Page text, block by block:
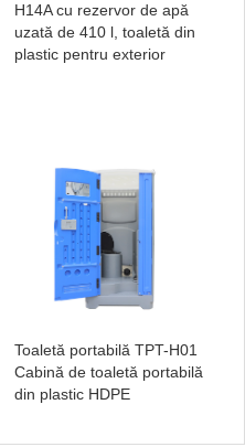
H14A cu rezervor de apă
uzată de 410 l, toaletă din
plastic pentru exterior
Toaletă portabilă TPT-H01
Cabină de toaletă portabilă
din plastic HDPE